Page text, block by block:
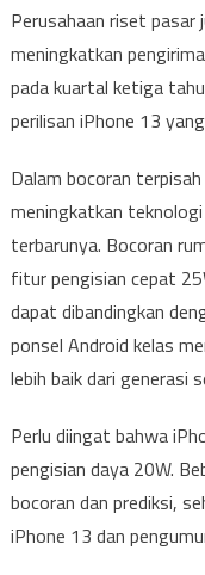
Perusahaan riset pasar
meningkatkan
pada kuartal ketiga
perilisan iPhone 13
Dalam bocoran
meningkatkan
terbarunya. Bocoran
fitur pengisian cepat
dapat dibandingkan
ponsel Android kelas
lebih baik dari generasi
Perlu diingat bahwa
pengisian daya 20W.
bocoran dan prediksi,
iPhone 13 dan